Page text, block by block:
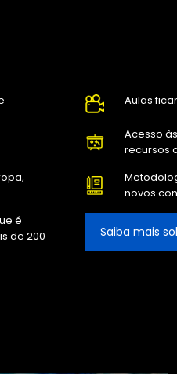
Aulas
Acesso
recursos
novos
é
de 200
Saiba mais